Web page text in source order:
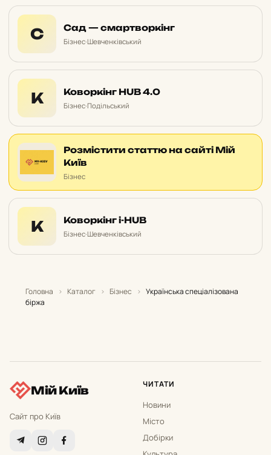
С Сад — смартворкінг
Бізнес·Шевченківський
К Коворкінг HUB 4.0
Бізнес·Подільський
Розмістити статтю на сайті Мій
Київ
Бізнес
К Коворкінг i-HUB
Бізнес·Шевченківський
Головна › Каталог › Бізнес › Українська спеціалізована
біржа
Мій Київ
Сайт про Київ
ЧИТАТИ
Новини
Місто
Добірки